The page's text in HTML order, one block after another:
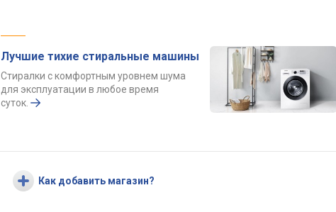
Лучшие тихие стиральные машины
Стиралки с комфортным уровнем шума
для эксплуатации в любое время
суток.
Как добавить магазин?